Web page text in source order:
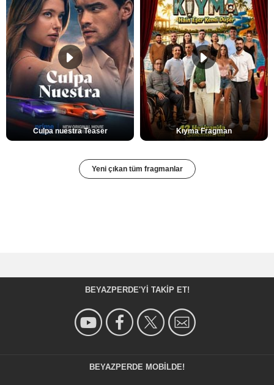
Culpa nuestra Teaser Kıyma Fragman
Yeni çıkan tüm fragmanlar
BEYAZPERDE'YI TAKIP ET!
BEYAZPERDE MOBILDE!